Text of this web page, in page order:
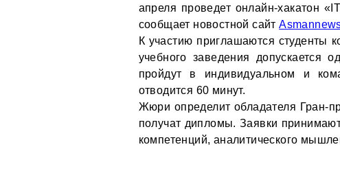
апреля проведет онлайн-хакатон
сообщает новостной сайт
К участию приглашаются студенты
учебного заведения допускается
пройдут в индивидуальном и
отводится 60 минут.
Жюри определит обладателя Гран-
получат дипломы. Заявки
компетенций, аналитического